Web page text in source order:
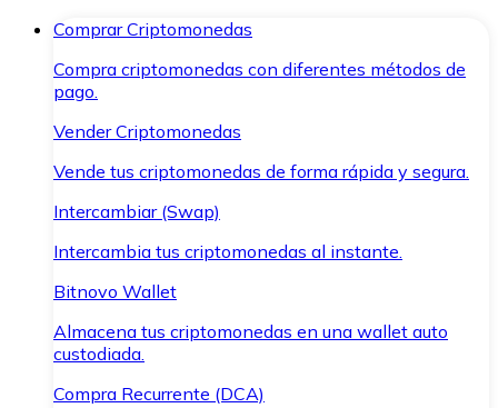
Comprar Criptomonedas
Compra criptomonedas con diferentes métodos de
pago.
Vender Criptomonedas
Vende tus criptomonedas de forma rápida y segura.
Intercambiar (Swap)
Intercambia tus criptomonedas al instante.
Bitnovo Wallet
Almacena tus criptomonedas en una wallet auto
custodiada.
Compra Recurrente (DCA)